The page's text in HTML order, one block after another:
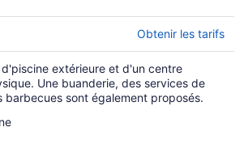
Obtenir les tarifs
extérieure et d'un centre
Une buanderie, des services de
barbecues sont également proposés.